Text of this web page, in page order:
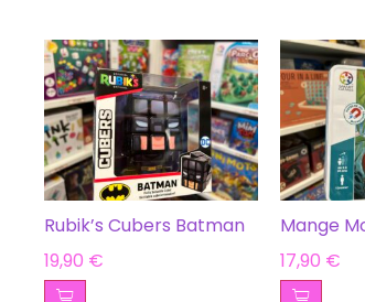
Rubik’s Cubers Batman
19,90 €
Mange
17,90 €